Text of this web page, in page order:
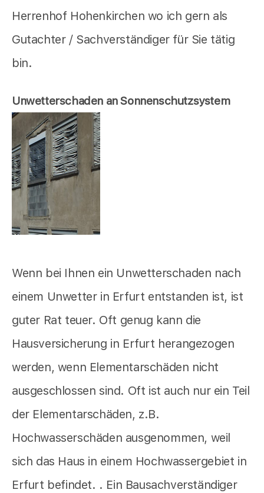
Herrenhof Hohenkirchen wo ich gern als
Gutachter / Sachverständiger für Sie tätig
bin.
Unwetterschaden an Sonnenschutzsystem
Wenn bei Ihnen ein Unwetterschaden nach
einem Unwetter in Erfurt entstanden ist, ist
guter Rat teuer. Oft genug kann die
Hausversicherung in Erfurt herangezogen
werden, wenn Elementarschäden nicht
ausgeschlossen sind. Oft ist auch nur ein Teil
der Elementarschäden, z.B.
Hochwasserschäden ausgenommen, weil
sich das Haus in einem Hochwassergebiet in
Erfurt befindet. . Ein Bausachverständiger